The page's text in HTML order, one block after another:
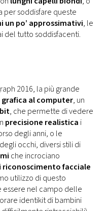
per soddisfare queste
un po’ approssimativi, le
del tutto soddisfacenti.
2016, la più grande
grafica al computer, un
, che permette di vedere
precisione realistica i
degli anni, o le
occhi, diversi stili di
che incrociano
riconoscimento facciale
utilizzo di questo
nel campo delle
identikit di bambini